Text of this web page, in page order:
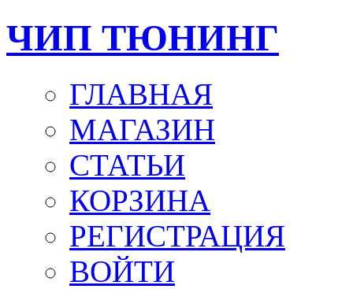
ЧИП ТЮНИНГ
ГЛАВНАЯ
МАГАЗИН
СТАТЬИ
КОРЗИНА
РЕГИСТРАЦИЯ
ВОЙТИ